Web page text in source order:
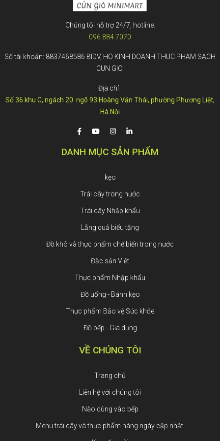
Chúng tôi hỗ trợ 24/7, hotline:
096.884.7070
Số tài khoản: 8837468586 BIDV, HO KINH DOANH THUC PHAM SACH
CUN GIO.
Địa chỉ :
Số 36 khu C, ngách 20 ngõ 93 Hoàng Văn Thái, phường Phương Liệt,
Hà Nội
DANH MỤC SẢN PHẨM
kẹo
Trái cây trong nước
Trái cây Nhập khẩu
Lẵng quả biếu tặng
Đồ khô và thực phẩm chế biến trong nước
Đặc sản Việt
Thực phẩm Nhập khẩu
Đồ uống - Bánh kẹo
Thực phẩm Bảo vệ Sức khỏe
Đồ bếp - Gia dụng
VỀ CHÚNG TÔI
Trang chủ
Liên hệ với chúng tôi
Nào cùng vào bếp
Menu trái cây và thực phẩm hàng ngày cập nhật.